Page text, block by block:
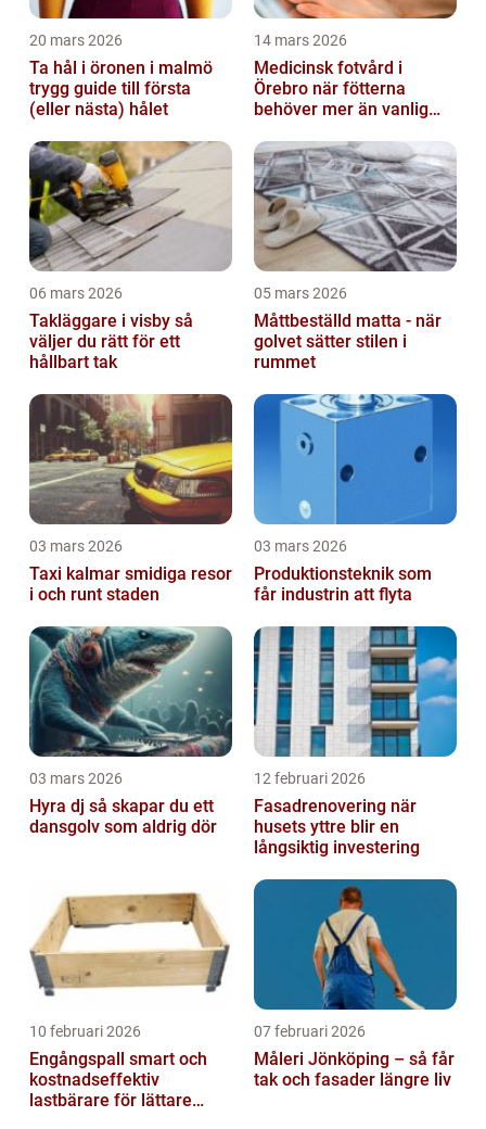
20 mars 2026
Ta hål i öronen i malmö
trygg guide till första
(eller nästa) hålet
14 mars 2026
Medicinsk fotvård i
Örebro när fötterna
behöver mer än vanlig
06 mars 2026
Takläggare i visby så
väljer du rätt för ett
hållbart tak
05 mars 2026
Måttbeställd matta - när
golvet sätter stilen i
rummet
03 mars 2026
Taxi kalmar smidiga resor
i och runt staden
03 mars 2026
Produktionsteknik som
får industrin att flyta
03 mars 2026
Hyra dj så skapar du ett
dansgolv som aldrig dör
12 februari 2026
Fasadrenovering när
husets yttre blir en
långsiktig investering
10 februari 2026
Engångspall smart och
kostnadseffektiv
lastbärare för lättare
07 februari 2026
Måleri Jönköping – så får
tak och fasader längre liv